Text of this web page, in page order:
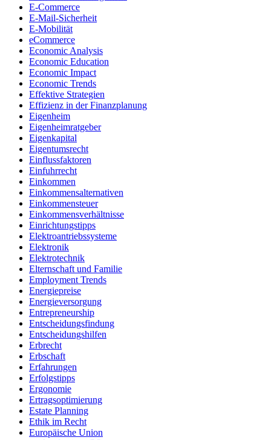
E-Commerce
E-Mail-Sicherheit
E-Mobilität
eCommerce
Economic Analysis
Economic Education
Economic Impact
Economic Trends
Effektive Strategien
Effizienz in der Finanzplanung
Eigenheim
Eigenheimratgeber
Eigenkapital
Eigentumsrecht
Einflussfaktoren
Einfuhrrecht
Einkommen
Einkommensalternativen
Einkommensteuer
Einkommensverhältnisse
Einrichtungstipps
Elektroantriebssysteme
Elektronik
Elektrotechnik
Elternschaft und Familie
Employment Trends
Energiepreise
Energieversorgung
Entrepreneurship
Entscheidungsfindung
Entscheidungshilfen
Erbrecht
Erbschaft
Erfahrungen
Erfolgstipps
Ergonomie
Ertragsoptimierung
Estate Planning
Ethik im Recht
Europäische Union